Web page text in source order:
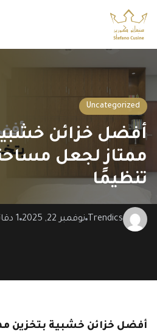
المحتوى
Uncategorized
أفضل خزائن
ممتاز لجعل
تنظيمًا
Trendics نوفمبر 22, 2025 1 دقائق قراءة
أفضل خزائن خشبية بتخزين